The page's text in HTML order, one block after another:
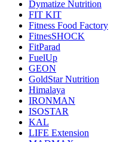
Dymatize Nutrition
FIT KIT
Fitness Food Factory
FitnesSHOCK
FitParad
FuelUp
GEON
GoldStar Nutrition
Himalaya
IRONMAN
ISOSTAR
KAL
LIFE Extension